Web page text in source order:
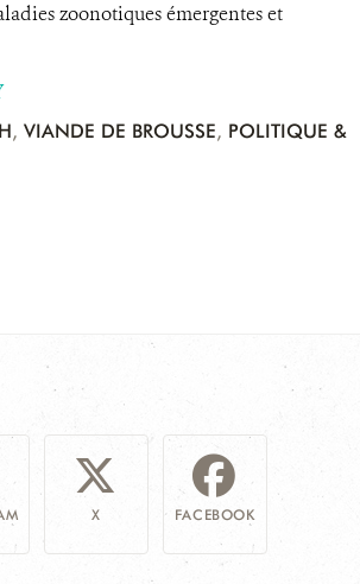
zoonotiques émergentes et
, VIANDE DE BROUSSE, POLITIQUE &
X FACEBOOK